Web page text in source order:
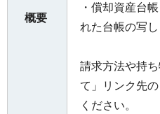
概要
・償却資産台
れた台帳の写し
請求方法や持
て」リンク先
ください。